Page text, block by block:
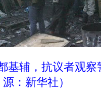
基辅，抗议者观
源：新华社）